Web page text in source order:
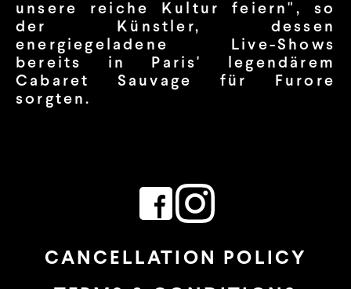
unsere reiche Kultur feiern", so
der Künstler, dessen
energiegeladene Live-Shows
bereits in Paris' legendärem
Cabaret Sauvage für Furore
sorgten.
CANCELLATION POLICY